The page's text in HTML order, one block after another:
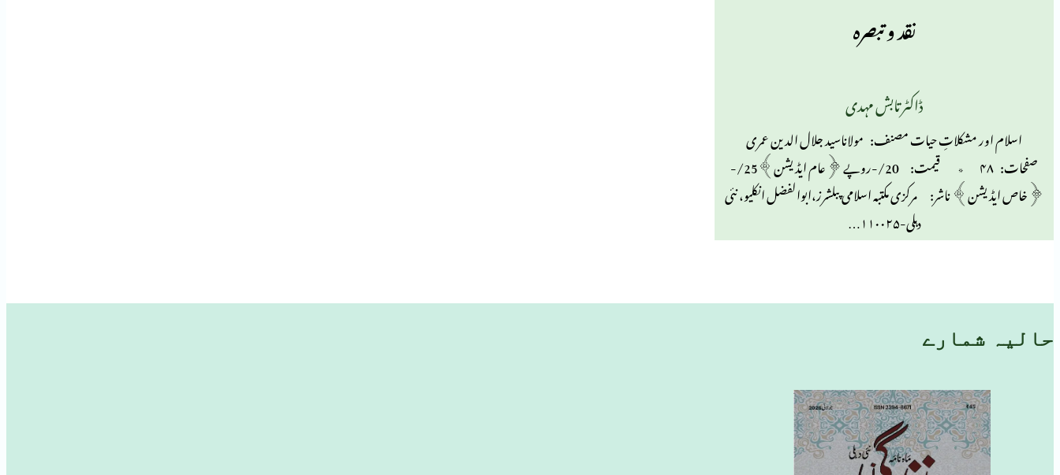
نقد و تبصرہ
ڈاکٹر تابش مہدی
اسلام اور مشکلاتِ حیات مصنف: مولاناسید جلال الدین عمری
صفحات: ۴۸ ٭ قیمت: 20/-روپے ﴿عام ایڈیشن﴾25/-
﴿خاص ایڈیشن﴾ ناشر: مرکزی مکتبہ اسلامی پبلشرز،ابوالفضل انکلیو، نئی
دہلی-۱۱۰۰۲۵…
حالیہ شمارے